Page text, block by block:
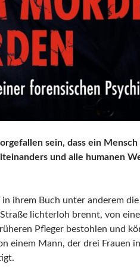
sein, dass ein Mensch
und alle humanen
in ihrem Buch unter anderem
lichterloh brennt, von
Pfleger bestohlen und
einem Mann, der drei Frauen